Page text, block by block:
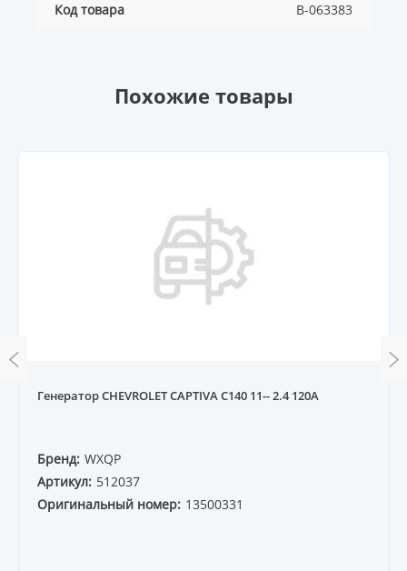
Код товара B-063383
Похожие товары
Генератор CHEVROLET CAPTIVA C140 11-- 2.4 120A
Бренд: WXQP
Артикул: 512037
Оригинальный номер: 13500331